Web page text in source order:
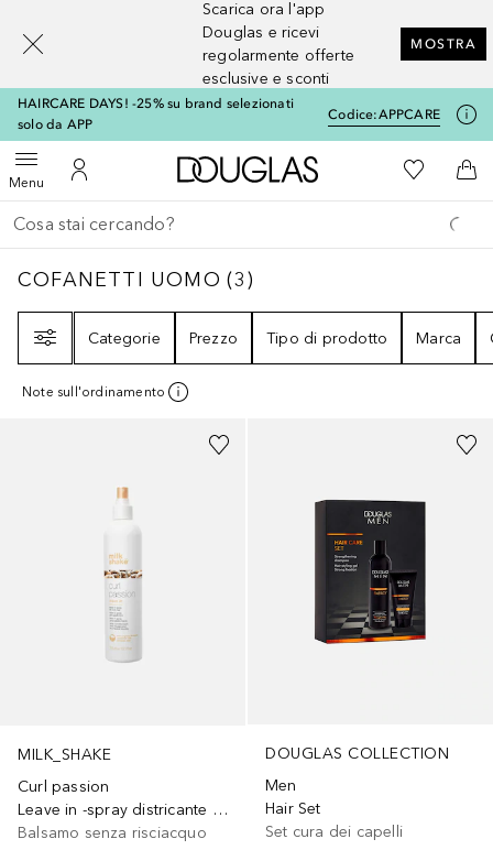
Scarica ora l'app
Douglas e ricevi
regolarmente offerte
esclusive e sconti
MOSTRA
HAIRCARE DAYS! -25% su brand selezionati
solo da APP
Codice:APPCARE
MenuApri menuAl Mio Account
A Douglas HomeAlla Mia
Al
Torna indietro
Esegui ricerca
COFANETTI UOMO3
COFANETTI UOMO (3)
Categorie
Prezzo Tipo di prodotto Marca
Note sull'ordinamento
MILK_SHAKE
Curl passion
Leave in -spray districante leave in per capelli ricci definiti
Balsamo senza risciacquo
DOUGLAS COLLECTION
Men
Hair Set
Set cura dei capelli
[navigation.slideout.screenreader]